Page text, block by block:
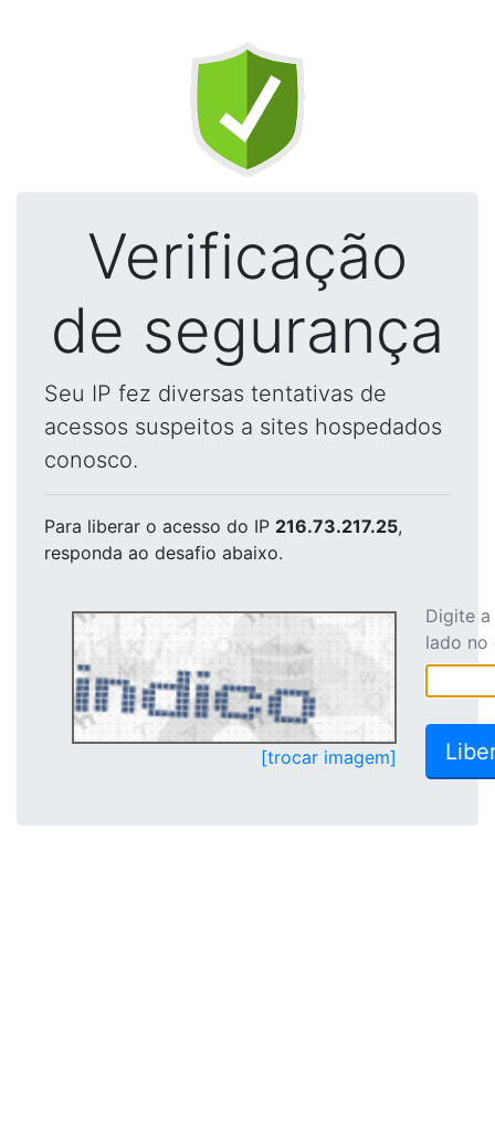
Verificação
de segurança
Seu IP fez diversas tentativas de
acessos suspeitos a sites hospedados
conosco.
Para liberar o acesso do IP 216.73.217.25,
responda ao desafio abaixo.
[trocar imagem]
Digite
lado no